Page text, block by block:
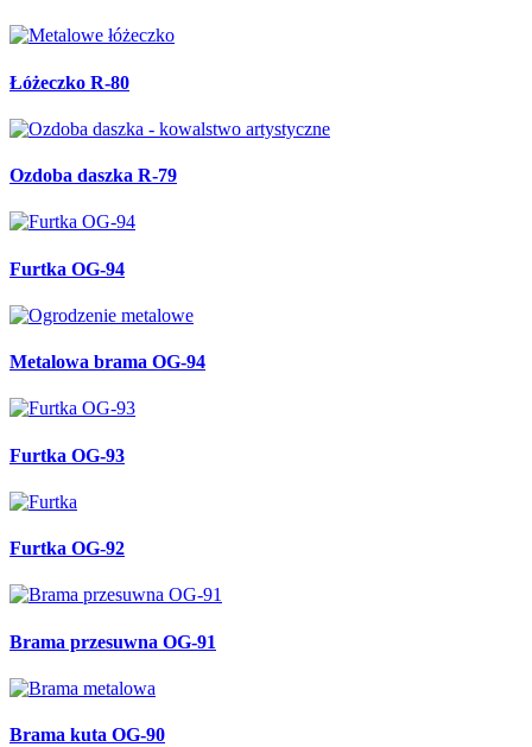
Łóżeczko R-80
Ozdoba daszka R-79
Furtka OG-94
Metalowa brama OG-94
Furtka OG-93
Furtka OG-92
Brama przesuwna OG-91
Brama kuta OG-90